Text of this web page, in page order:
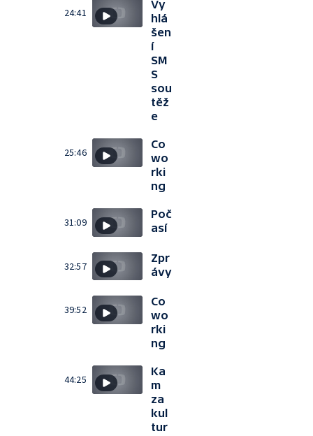
24:41
Vy
hlá
šen
í
SM
S
sou
těž
e
25:46
Co
wo
rki
ng
31:09
Poč
así
32:57
Zpr
ávy
39:52
Co
wo
rki
ng
44:25
Ka
m
za
kul
tur